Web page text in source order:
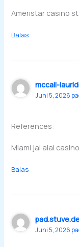
Ameristar casino
Balas
mccall-
Juni 5, 2026
References:
Miami jai alai
Balas
Juni 5, 2026